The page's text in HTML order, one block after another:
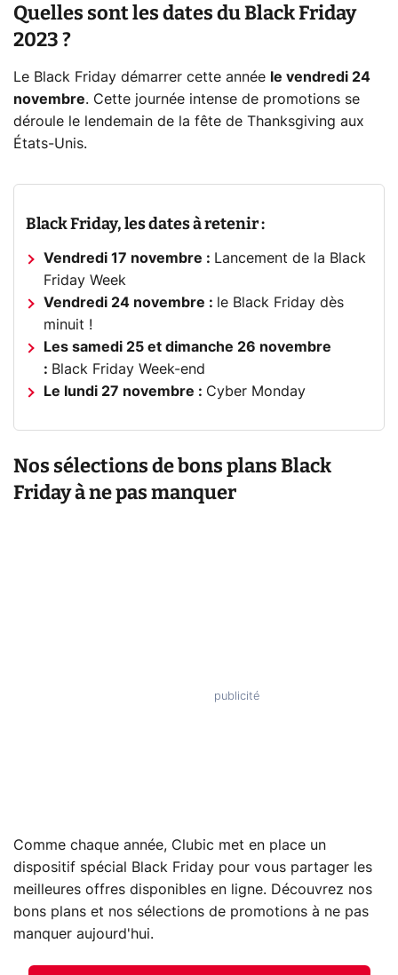
Quelles sont les dates du Black Friday
2023 ?
Le Black Friday démarrer cette année le vendredi 24
novembre. Cette journée intense de promotions se
déroule le lendemain de la fête de Thanksgiving aux
États-Unis.
Black Friday, les dates à retenir :
Vendredi 17 novembre : Lancement de la Black
Friday Week
Vendredi 24 novembre : le Black Friday dès
minuit !
Les samedi 25 et dimanche 26 novembre
: Black Friday Week-end
Le lundi 27 novembre : Cyber Monday
Nos sélections de bons plans Black
Friday à ne pas manquer
Comme chaque année, Clubic met en place un
dispositif spécial Black Friday pour vous partager les
meilleures offres disponibles en ligne. Découvrez nos
bons plans et nos sélections de promotions à ne pas
manquer aujourd'hui.